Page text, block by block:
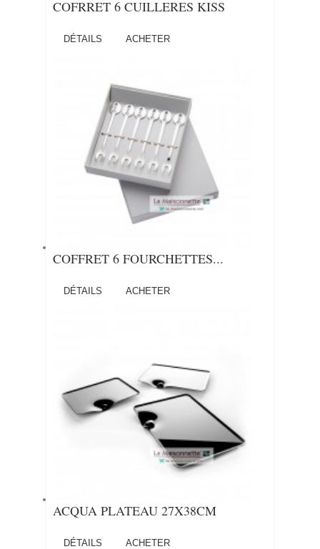
COFRRET 6 CUILLERES KISS
DÉTAILS ACHETER
COFFRET 6 FOURCHETTES...
DÉTAILS ACHETER
ACQUA PLATEAU 27X38CM
DÉTAILS ACHETER